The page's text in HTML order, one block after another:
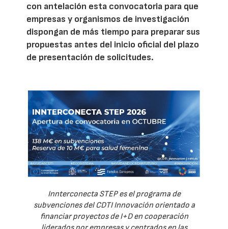
con antelación esta convocatoria para que
empresas y organismos de investigación
dispongan de más tiempo para preparar sus
propuestas antes del inicio oficial del plazo
de presentación de solicitudes.
Innterconecta STEP es el programa de
subvenciones del CDTI Innovación orientado a
financiar proyectos de I+D en cooperación